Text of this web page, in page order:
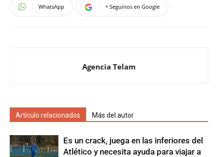
WhatsApp + Seguinos en Google
Agencia Telam
Artículo relacionados Más del autor
Es un crack, juega en las inferiores del
Atlético y necesita ayuda para viajar a